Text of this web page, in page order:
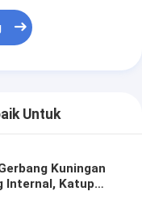
Untuk
Kuningan
Internal, Katup